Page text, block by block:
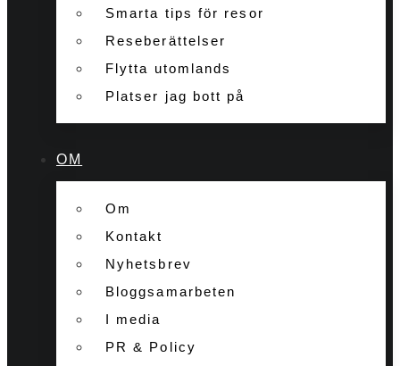
Smarta tips för resor
Reseberättelser
Flytta utomlands
Platser jag bott på
OM
Om
Kontakt
Nyhetsbrev
Bloggsamarbeten
I media
PR & Policy